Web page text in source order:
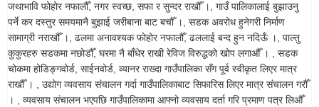
जथाभावि फोहोर नफालौँ, नगर स्वच्छ, सफा र सुन्दर राखौँ ।, गाउँ पालिकालाई बुझाउनु
पर्ने कर दस्तुर समयमानै बुझाई जरीबाना बाट बचौँ ।, सडक अवरोध हुनेगरी निर्माण
सामाग्री नराखौँ ।, ढलमा अनावश्यक फोहोर नफालौँ, ढललाई बन्द हुन नदिऊँ ।, पाल्तु
कुकुरहरु सडकमा नछोडौँ, घरमा नै बाँधेर राखी रेविज विरुद्धको खोप लगाऔँ । , सडक
चोकमा होडिङ्गवोर्ड, साईनवोर्ड, व्यानर राख्दा गाउँपालिका सँग पूर्व स्वीकृत लिएर मात्र
राखौँ । , उद्योग व्यवसाय संचालन गर्दा गाउँपालिकाबाट सिफारिस लिएर मात्र संचालन गरौँ
। , व्यवसाय संचालन भएपछि गाउँपालिकामा आफ्नो व्यवसाय दर्ता गरि प्रमाण पत्र लिऔँ